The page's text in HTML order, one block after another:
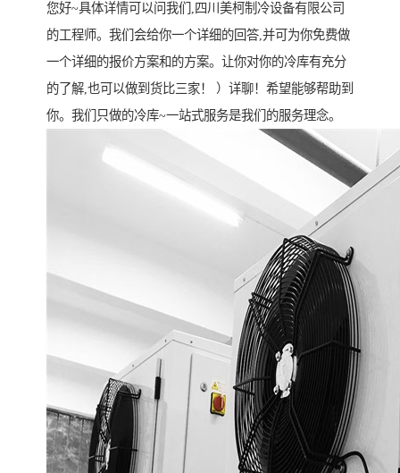
您好~具体详情可以问我们,四川美柯制冷设备有限公司
的工程师。我们会给你一个详细的回答,并可为你免费做
一个详细的报价方案和的方案。让你对你的冷库有充分
的了解,也可以做到货比三家！ ）详聊！希望能够帮助到
你。我们只做的冷库~一站式服务是我们的服务理念。